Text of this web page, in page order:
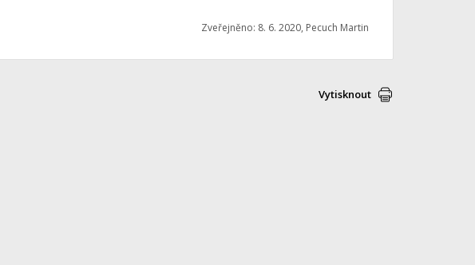
Zveřejněno: 8. 6. 2020, Pecuch Martin
Vytisknout